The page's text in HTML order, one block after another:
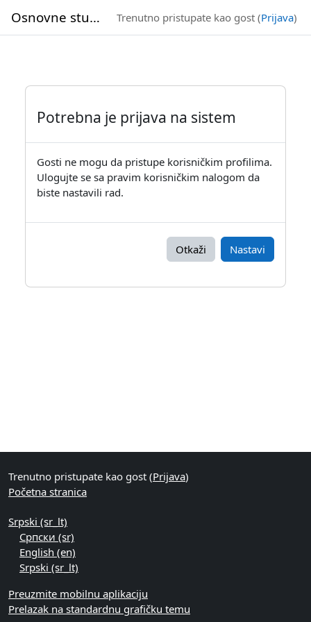
Osnovne studije Trenutno pristupate kao gost (Prijava)
Potrebna je prijava na sistem
Gosti ne mogu da pristupe korisničkim profilima.
Ulogujte se sa pravim korisničkim nalogom da
biste nastavili rad.
Otkaži Nastavi
Trenutno pristupate kao gost (Prijava)
Početna stranica
Srpski ‎(sr_lt)‎
Српски ‎(sr)‎
English ‎(en)‎
Srpski ‎(sr_lt)‎
Preuzmite mobilnu aplikaciju
Prelazak na standardnu grafičku temu